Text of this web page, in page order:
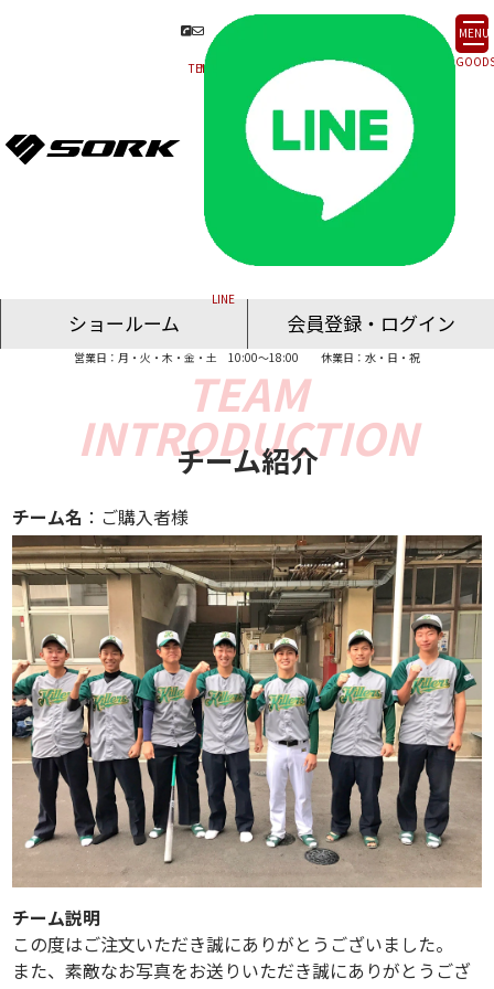
MENU
ショールーム
東京ショールーム
名古屋ショールーム
大阪ショールーム
福岡ショールーム
会員登録・ログイン
営業日：月・火・木・金・土 10:00～18:00 休業日：水・日・祝
チーム紹介
チーム名 ：ご購入者様
チーム説明
この度はご注文いただき誠にありがとうございました。
また、素敵なお写真をお送りいただき誠にありがとうござ